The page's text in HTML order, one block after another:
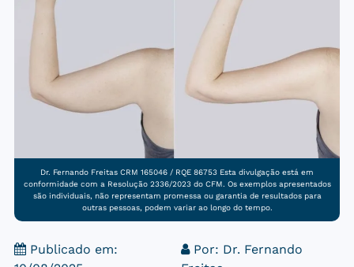
Dr. Fernando Freitas CRM 165046 / RQE 86753 Esta divulgação está em
conformidade com a Resolução 2336/2023 do CFM. Os exemplos apresentados
são individuais, não representam promessa ou garantia de resultados para
outras pessoas, podem variar ao longo do tempo.
Publicado em:
Por: Dr. Fernando